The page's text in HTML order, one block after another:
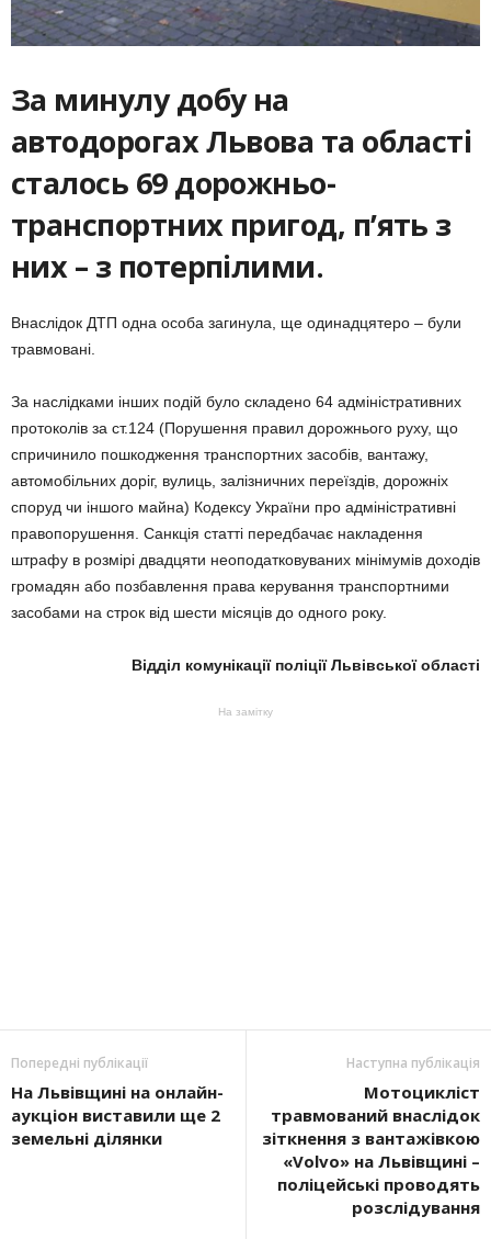
За минулу добу на
автодорогах Львова та області
сталось 69 дорожньо-
транспортних пригод, п’ять з
них – з потерпілими.
Внаслідок ДТП одна особа загинула, ще одинадцятеро – були
травмовані.
За наслідками інших подій було складено 64 адміністративних
протоколів за ст.124 (Порушення правил дорожнього руху, що
спричинило пошкодження транспортних засобів, вантажу,
автомобільних доріг, вулиць, залізничних переїздів, дорожніх
споруд чи іншого майна) Кодексу України про адміністративні
правопорушення. Санкція статті передбачає накладення
штрафу в розмірі двадцяти неоподатковуваних мінімумів доходів
громадян або позбавлення права керування транспортними
засобами на строк від шести місяців до одного року.
Відділ комунікації поліції Львівської області
На замітку
Попередні публікації
На Львівщині на онлайн-
аукціон виставили ще 2
земельні ділянки
Наступна публікація
Мотоцикліст
травмований внаслідок
зіткнення з вантажівкою
«Volvo» на Львівщині –
поліцейські проводять
розслідування